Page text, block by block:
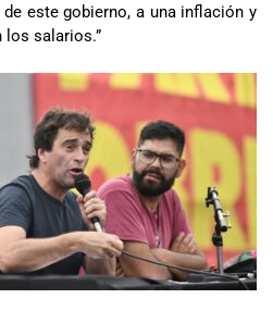
este gobierno, a una inflación y
los salarios.”